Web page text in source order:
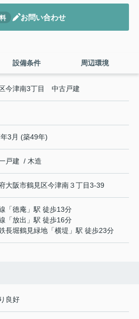
お問い合わせ
設備条件 周辺環境
今津南3丁目 中古戸建
3月 (築49年)
戸建 / 木造
大阪市鶴見区今津南３丁目3-39
「徳庵 」駅 徒歩13分
「放出 」駅 徒歩16分
長堀鶴見緑地 「横堤 」駅 徒歩23分
良好